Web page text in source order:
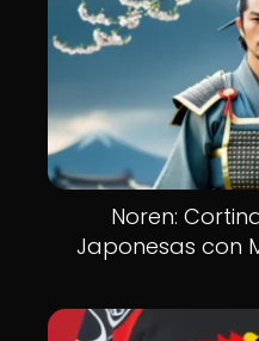
Noren:
Japonesas con